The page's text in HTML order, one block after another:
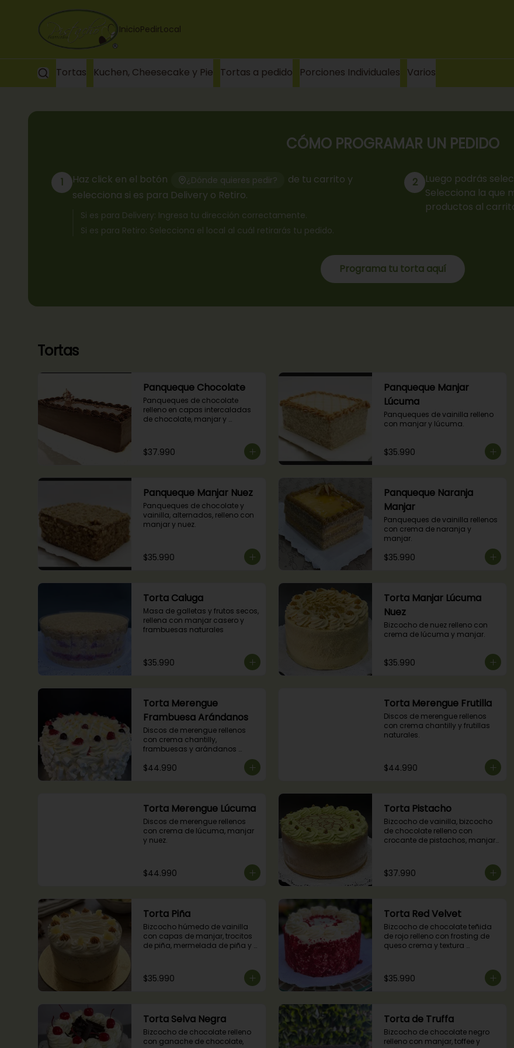
InicioPedirLocal
Tortas Kuchen, Cheesecake y Pie Tortas a pedido Porciones Individuales Varios
CÓMO PROGRAMAR UN PEDIDO
1 Haz click en el botón ¿Dónde quieres pedir?
de tu carrito y
selecciona si es para Delivery o Retiro.
Si es para Delivery: Ingresa tu dirección correctamente.
Si es para Retiro: Selecciona el local al cuál retirarás tu pedido.
2
Luego podrás
Selecciona la que
productos al
Programa tu torta aquí
Tortas
Panqueque Chocolate
Panqueques de chocolate
relleno en capas intercaladas
de chocolate, manjar y
$37.990
Panqueque Manjar
Lúcuma
Panqueques de vainilla relleno
con manjar y lúcuma.
$35.990
Panqueque Manjar Nuez
Panqueques de chocolate y
vainilla, alternados, relleno con
manjar y nuez.
$35.990
Panqueque Naranja
Manjar
Panqueques de vainilla rellenos
con crema de naranja y
manjar.
$35.990
Torta Caluga
Masa de galletas y frutos secos,
rellena con manjar casero y
frambuesas naturales
$35.990
Torta Manjar Lúcuma
Nuez
Bizcocho de nuez relleno con
crema de lúcuma y manjar.
$35.990
Torta Merengue
Frambuesa Arándanos
Discos de merengue rellenos
con crema chantilly,
frambuesas y arándanos
$44.990
Torta Merengue Frutilla
Discos de merengue rellenos
con crema chantilly y frutillas
naturales.
$44.990
Torta Merengue Lúcuma
Discos de merengue rellenos
con crema de lúcuma, manjar
y nuez.
$44.990
Torta Pistacho
Bizcocho de vainilla, bizcocho
de chocolate relleno con
crocante de pistachos, manjar,
$37.990
Torta Piña
Bizcocho húmedo de vainilla
con capas de manjar, trocitos
de piña, mermelada de piña y
$35.990
Torta Red Velvet
Bizcocho de chocolate teñida
de rojo relleno con frosting de
queso crema y textura
$35.990
Torta Selva Negra
Bizcocho de chocolate relleno
con ganache de chocolate,
Torta de Truffa
Bizcocho de chocolate negro
relleno con manjar, toffee y